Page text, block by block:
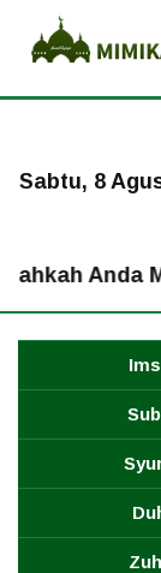
Sabtu, 8
Anda